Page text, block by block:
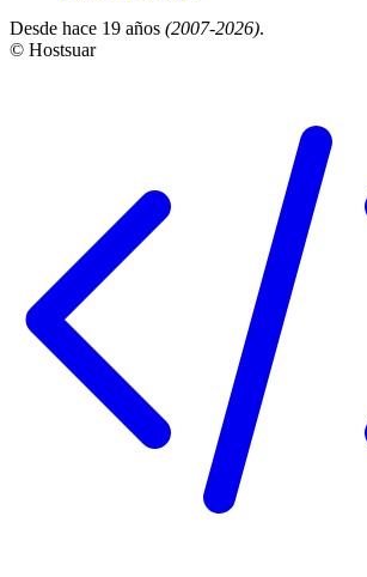
Desde hace 19 años (2007-2026).
© Hostsuar